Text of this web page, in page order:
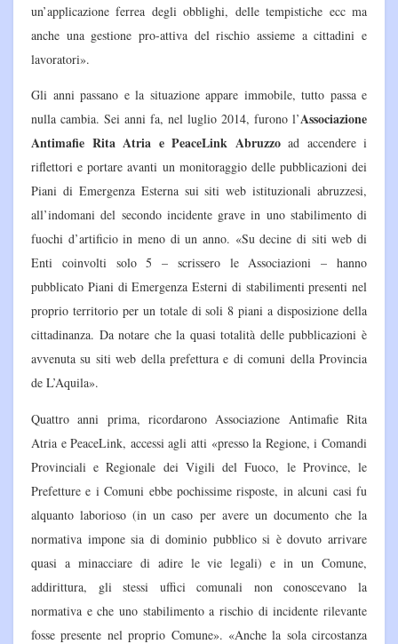
un’applicazione ferrea degli obblighi, delle tempistiche ecc ma
anche una gestione pro-attiva del rischio assieme a cittadini e
lavoratori».
Gli anni passano e la situazione appare immobile, tutto passa e
nulla cambia. Sei anni fa, nel luglio 2014, furono l’Associazione
Antimafie Rita Atria e PeaceLink Abruzzo ad accendere i
riflettori e portare avanti un monitoraggio delle pubblicazioni dei
Piani di Emergenza Esterna sui siti web istituzionali abruzzesi,
all’indomani del secondo incidente grave in uno stabilimento di
fuochi d’artificio in meno di un anno. «Su decine di siti web di
Enti coinvolti solo 5 – scrissero le Associazioni – hanno
pubblicato Piani di Emergenza Esterni di stabilimenti presenti nel
proprio territorio per un totale di soli 8 piani a disposizione della
cittadinanza. Da notare che la quasi totalità delle pubblicazioni è
avvenuta su siti web della prefettura e di comuni della Provincia
de L’Aquila».
Quattro anni prima, ricordarono Associazione Antimafie Rita
Atria e PeaceLink, accessi agli atti «presso la Regione, i Comandi
Provinciali e Regionale dei Vigili del Fuoco, le Province, le
Prefetture e i Comuni ebbe pochissime risposte, in alcuni casi fu
alquanto laborioso (in un caso per avere un documento che la
normativa impone sia di dominio pubblico si è dovuto arrivare
quasi a minacciare di adire le vie legali) e in un Comune,
addirittura, gli stessi uffici comunali non conoscevano la
normativa e che uno stabilimento a rischio di incidente rilevante
fosse presente nel proprio Comune». «Anche la sola circostanza